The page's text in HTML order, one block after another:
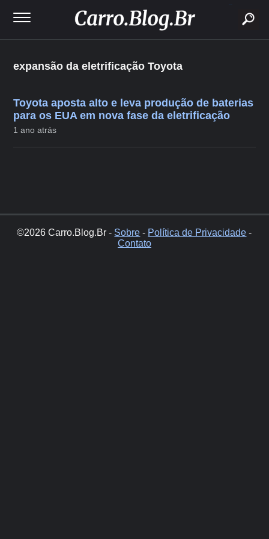
expansão da eletrificação Toyota
Toyota aposta alto e leva produção de baterias
para os EUA em nova fase da eletrificação
1 ano atrás
©2026 Carro.Blog.Br - Sobre - Política de Privacidade -
Contato